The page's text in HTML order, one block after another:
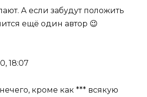
А если забудут положить
ещё один автор 😉
18:07
кроме как *** всякую